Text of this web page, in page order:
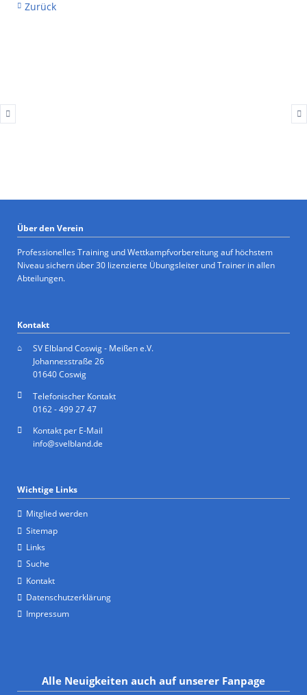
Zurück
Über den Verein
Professionelles Training und Wettkampfvorbereitung auf höchstem
Niveau sichern über 30 lizenzierte Übungsleiter und Trainer in allen
Abteilungen.
Kontakt
SV Elbland Coswig - Meißen e.V.
Johannesstraße 26
01640 Coswig
Telefonischer Kontakt
0162 - 499 27 47
Kontakt per E-Mail
info@svelbland.de
Wichtige Links
Mitglied werden
Sitemap
Links
Suche
Kontakt
Datenschutzerklärung
Impressum
Alle Neuigkeiten auch auf unserer Fanpage